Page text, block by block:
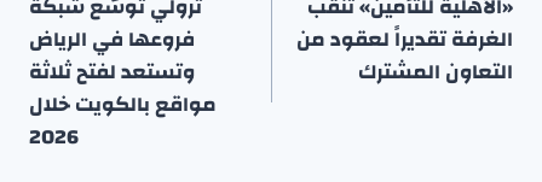
المقالات
الغرفة تقديراً لعقود من
التعاون المشترك
فروعها في الرياض
وتستعد لفتح ثلاثة
مواقع بالكويت خلال
2026